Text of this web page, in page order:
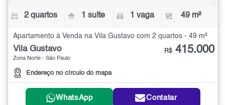
2 quartos 1 suíte 1 vaga 49 m²
Apartamento à Venda na Vila Gustavo com 2 quartos - 49 m²
Vila Gustavo
Zona Norte - São Paulo
Endereço no círculo do mapa
R$ 415.000
WhatsApp Contatar